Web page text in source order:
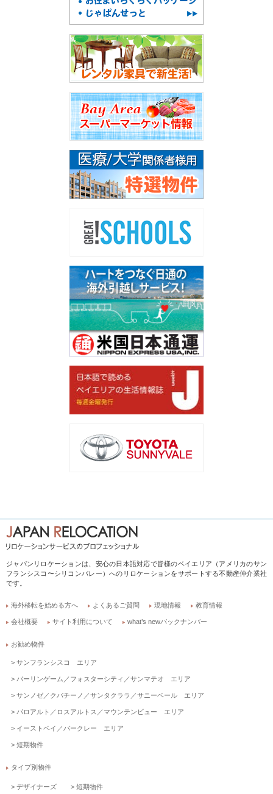
ジャパンリロケーションは、安心の日本語対応で皆様のベイエリア（アメリカのサン
フランシスコ〜シリコンバレー）へのリロケーションをサポートする不動産仲介業社
です。
海外移転を始める方へ よくあるご質問 現地情報 教育情報
会社概要 サイト利用について what’s newバックナンバー
お勧め物件
サンフランシスコ エリア
バーリンゲーム／フォスターシティ／サンマテオ エリア
サンノゼ／クパチーノ／サンタクララ／サニーベール エリア
パロアルト／ロスアルトス／マウンテンビュー エリア
イーストベイ／バークレー エリア
短期物件
タイプ別物件
デザイナーズ 短期物件